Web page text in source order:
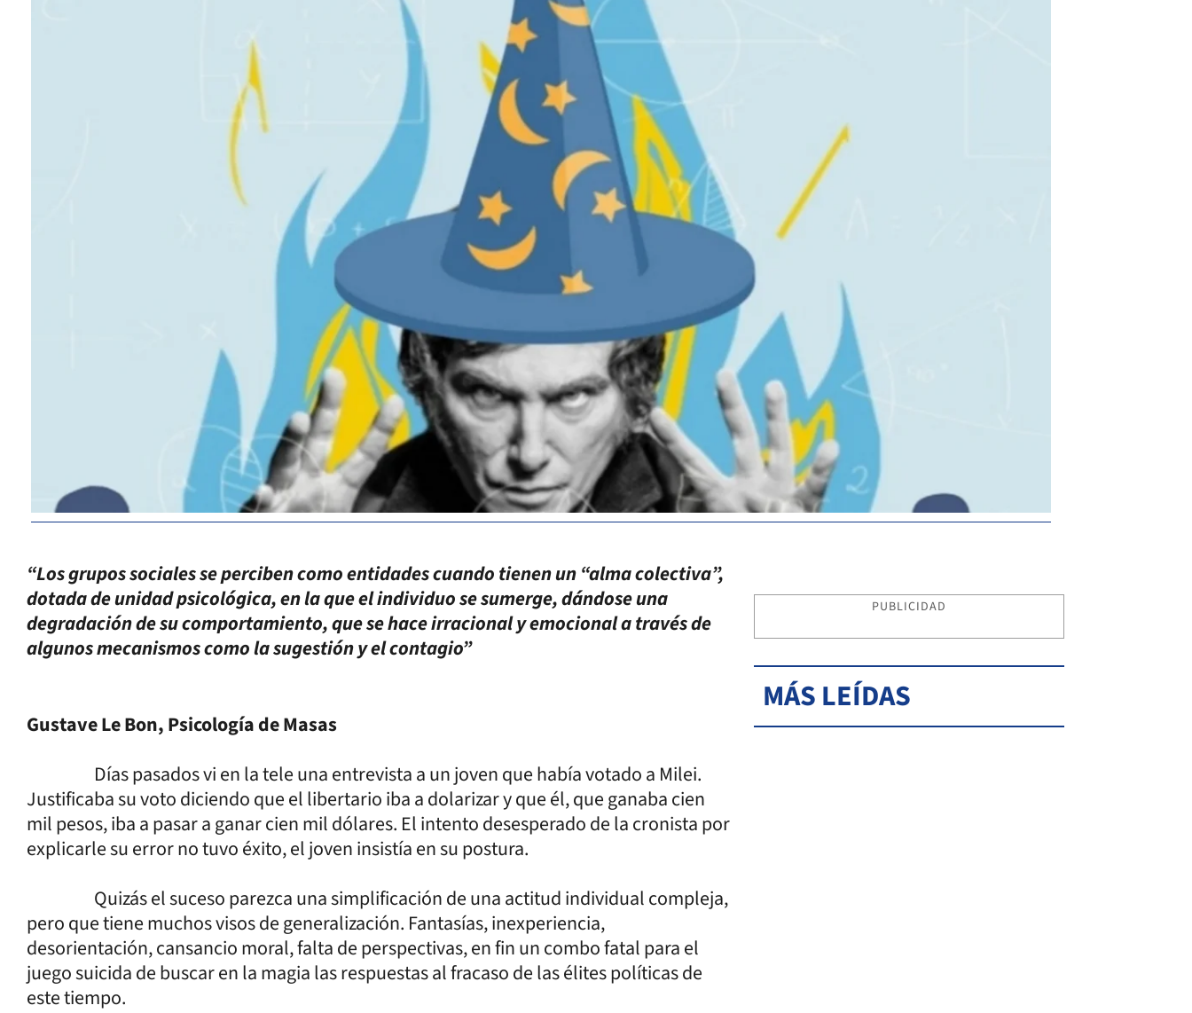
“Los grupos sociales se perciben como entidades cuando tienen un “alma colectiva”,
dotada de unidad psicológica, en la que el individuo se sumerge, dándose una
degradación de su comportamiento, que se hace irracional y emocional a través de
algunos mecanismos como la sugestión y el contagio”
Gustave Le Bon, Psicología de Masas
Días pasados vi en la tele una entrevista a un joven que había votado a Milei.
Justificaba su voto diciendo que el libertario iba a dolarizar y que él, que ganaba cien
mil pesos, iba a pasar a ganar cien mil dólares. El intento desesperado de la cronista por
explicarle su error no tuvo éxito, el joven insistía en su postura.
Quizás el suceso parezca una simplificación de una actitud individual compleja,
pero que tiene muchos visos de generalización. Fantasías, inexperiencia,
desorientación, cansancio moral, falta de perspectivas, en fin un combo fatal para el
juego suicida de buscar en la magia las respuestas al fracaso de las élites políticas de
este tiempo.
PUBLICIDAD
MÁS LEÍDAS